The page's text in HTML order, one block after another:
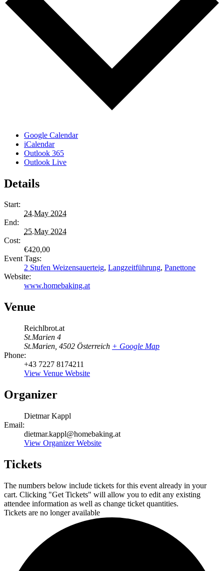
Google Calendar
iCalendar
Outlook 365
Outlook Live
Details
Start:
24.May 2024
End:
25.May 2024
Cost:
€420,00
Event Tags:
2 Stufen Weizensauerteig, Langzeitführung, Panettone
Website:
www.homebaking.at
Venue
Reichlbrot.at
St.Marien 4
St.Marien 4502 Österreich + Google Map
Phone:
+43 7227 8174211
View Venue Website
Organizer
Dietmar Kappl
Email:
dietmar.kappl@homebaking.at
View Organizer Website
Tickets
The numbers below include tickets for this event already in your
cart. Clicking "Get Tickets" will allow you to edit any existing
attendee information as well as change ticket quantities.
Tickets are no longer available